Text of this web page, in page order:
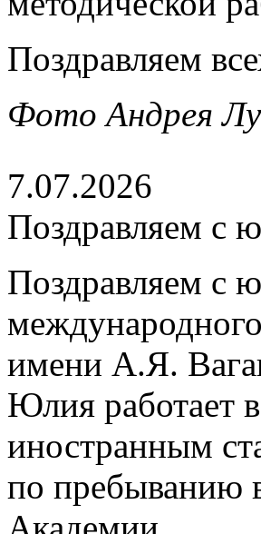
Поздравляем
Фото Андрея
7.07.2026
Поздравляем с
Поздравляем с
имени А.Я.
Юлия работает
иностранным
по пребыванию